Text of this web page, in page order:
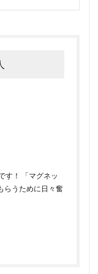
す！ 「マグネッ
らうために日々奮